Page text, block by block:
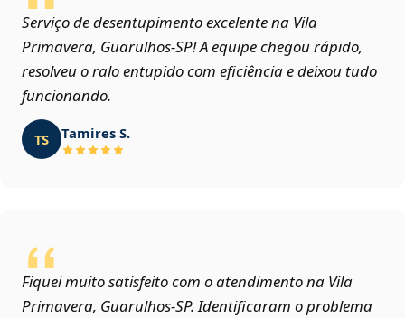
Serviço de desentupimento excelente na Vila
Primavera, Guarulhos‑SP! A equipe chegou rápido,
resolveu o ralo entupido com eficiência e deixou tudo
funcionando.
TS Tamires S.
Fiquei muito satisfeito com o atendimento na Vila
Primavera, Guarulhos‑SP. Identificaram o problema